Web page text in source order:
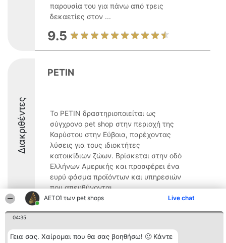
ΑΕΤΟΊ των pet shops Live chat
04:35
Γεια σας. Χαίρομαι που θα σας βοηθήσω! 🙂 Κάντε
παρουσία του για πάνω από τρεις
δεκαετίες στον ...
9.5
Διακριθέντες
PETIN
Το PETIN δραστηριοποιείται ως
σύγχρονο pet shop στην περιοχή της
Καρύστου στην Εύβοια, παρέχοντας
λύσεις για τους ιδιοκτήτες
κατοικίδιων ζώων. Βρίσκεται στην οδό
Ελλήνων Αμερικής και προσφέρει ένα
ευρύ φάσμα προϊόντων και υπηρεσιών
που απευθύνονται ...